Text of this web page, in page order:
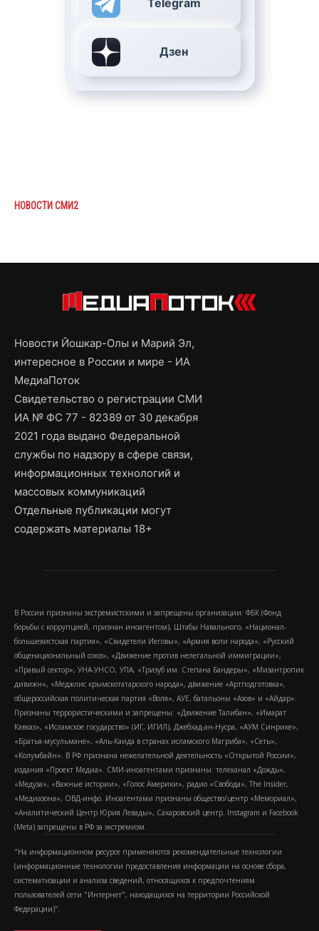
Telegram
Дзен
НОВОСТИ СМИ2
Новости Йошкар-Олы и Марий Эл,
интересное в России и мире - ИА
МедиаПоток
Свидетельство о регистрации СМИ
ИА № ФС 77 - 82389 от 30 декабря
2021 года выдано Федеральной
службы по надзору в сфере связи,
информационных технологий и
массовых коммуникаций
Отдельные публикации могут
содержать материалы 18+
В России признаны экстремистскими и запрещены организации: ФБК (Фонд
борьбы с коррупцией, признан иноагентом), Штабы Навального, «Национал-
большевистская партия», «Свидетели Иеговы», «Армия воли народа», «Русский
общенациональный союз», «Движение против нелегальной иммиграции»,
«Правый сектор», УНА-УНСО, УПА, «Тризуб им. Степана Бандеры», «Мизантропик
дивижн», «Меджлис крымскотатарского народа», движение «Артподготовка»,
общероссийская политическая партия «Воля», АУЕ, батальоны «Азов» и «Айдар».
Признаны террористическими и запрещены: «Движение Талибан», «Имарат
Кавказ», «Исламское государство» (ИГ, ИГИЛ), Джебхад-ан-Нусра, «АУМ Синрике»,
«Братья-мусульмане», «Аль-Каида в странах исламского Магриба», «Сеть»,
«Колумбайн». В РФ признана нежелательной деятельность «Открытой России»,
издания «Проект Медиа». СМИ-иноагентами признаны: телеканал «Дождь»,
«Медуза», «Важные истории», «Голос Америки», радио «Свобода», The Insider,
«Медиазона», ОВД-инфо. Иноагентами признаны общество/центр «Мемориал»,
«Аналитический Центр Юрия Левады», Сахаровский центр. Instagram и Facebook
(Metа) запрещены в РФ за экстремизм.
"На информационном ресурсе применяются рекомендательные технологии
(информационные технологии предоставления информации на основе сбора,
систематизации и анализа сведений, относящихся к предпочтениям
пользователей сети "Интернет", находящихся на территории Российской
Федерации)".